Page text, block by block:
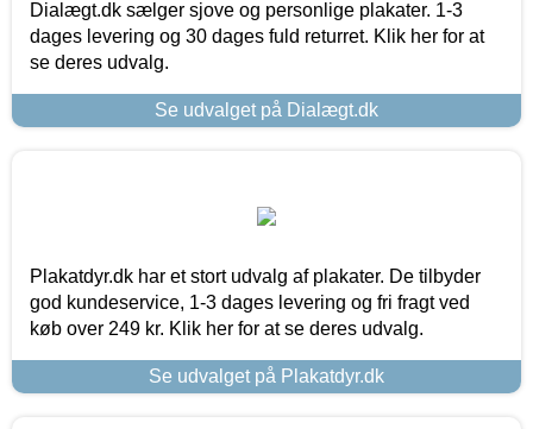
Dialægt.dk sælger sjove og personlige plakater. 1-3
dages levering og 30 dages fuld returret. Klik her for at
se deres udvalg.
Se udvalget på Dialægt.dk
Plakatdyr.dk har et stort udvalg af plakater. De tilbyder
god kundeservice, 1-3 dages levering og fri fragt ved
køb over 249 kr. Klik her for at se deres udvalg.
Se udvalget på Plakatdyr.dk